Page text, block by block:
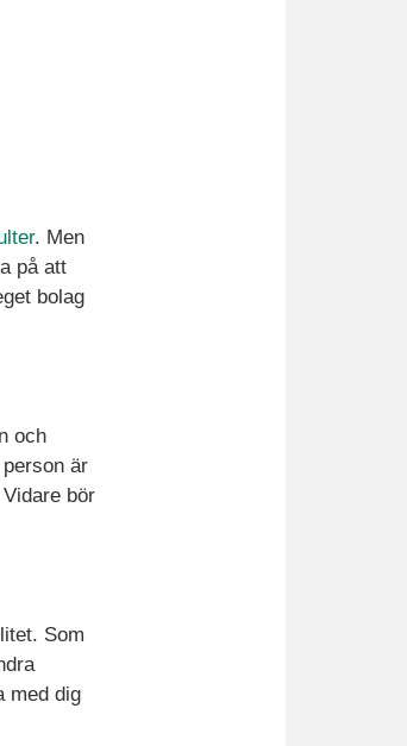
. Men
på att
bolag
och
är
bör
Som
med dig